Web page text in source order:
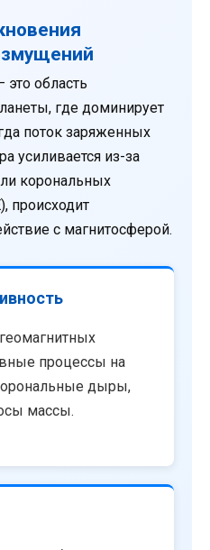
область
где доминирует
поток заряженных
усиливается из-за
корональных
происходит
с магнитосферой.
процессы на
дыры,
массы.